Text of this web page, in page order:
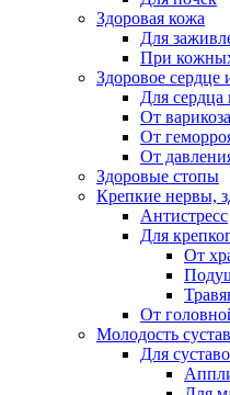
Здоровая кожа
Для
При
Здоровое сердце
Для сердца
От варикоза
От
От
Здоровые стопы
Крепкие нервы,
Антистресс
Для
От
От
Молодость
Для